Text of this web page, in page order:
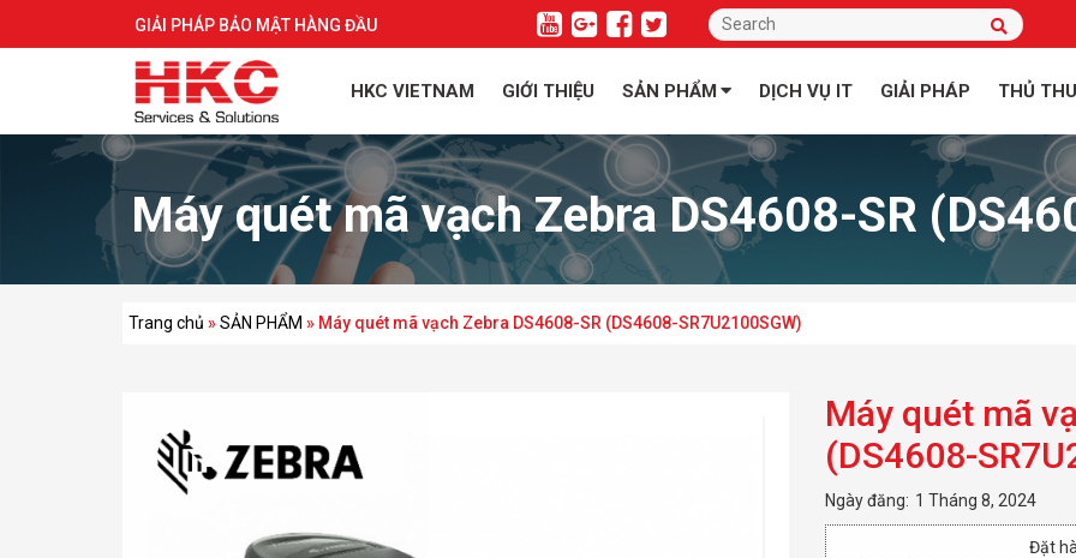
GIẢI PHÁP BẢO MẬT HÀNG ĐẦU
HKC VIETNAM GIỚI THIỆU SẢN PHẨM DỊCH VỤ IT GIẢI PHÁP THỦ
Máy quét mã vạch Zebra DS4608-SR
Trang chủ »SẢN PHẨM » Máy quét mã vạch Zebra DS4608-SR (DS4608-SR7U2100SGW)
Máy quét mã
(DS4608-
Ngày đăng: 1 Tháng 8, 2024
Đặt